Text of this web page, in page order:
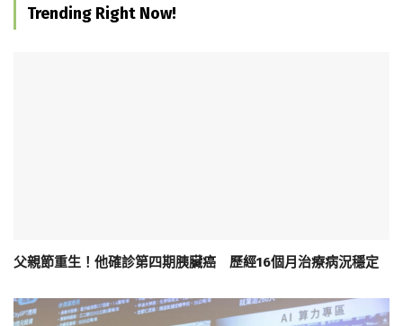
Trending Right Now!
父親節重生！他確診第四期胰臟癌 歷經16個月治療病況穩定